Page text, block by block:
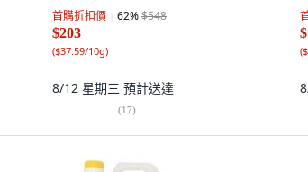
首購折扣價 62%$548
$203
($37.59/10g)
8/12 星期三 預計送達
(17)
(